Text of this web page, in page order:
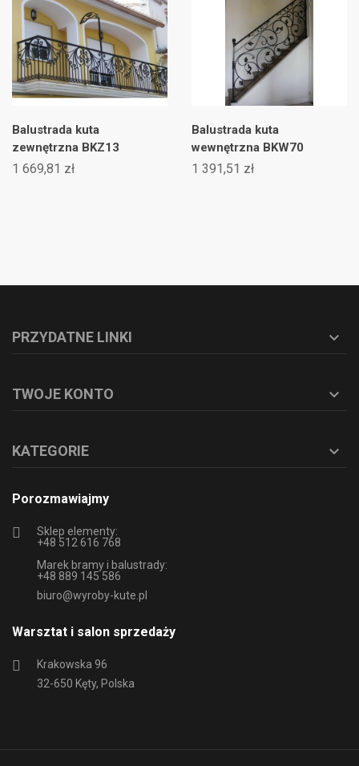
Balustrada kuta
zewnętrzna BKZ13
1 669,81 zł
Balustrada kuta
wewnętrzna BKW70
1 391,51 zł
PRZYDATNE LINKI 
TWOJE KONTO 
KATEGORIE 
Porozmawiajmy
Sklep elementy:
+48 512 616 768
Marek bramy i balustrady:
+48 889 145 586
biuro@wyroby-kute.pl
Warsztat i salon sprzedaży
Krakowska 96
32-650 Kęty, Polska